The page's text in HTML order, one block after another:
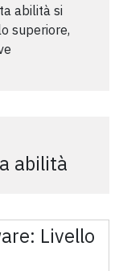
abilità si
superiore,
abilità
Livello